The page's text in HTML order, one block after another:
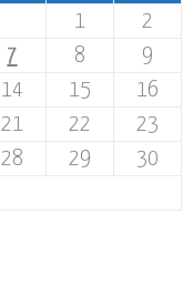
1
2
7 8
9
14 15
16
21 22
23
28 29
30